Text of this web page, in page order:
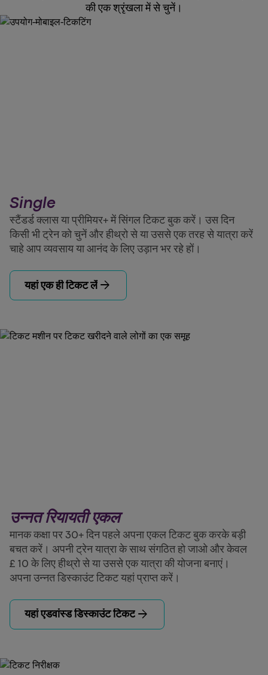
की एक श्रृंखला में से चुनें।
Single
स्टैंडर्ड क्लास या प्रीमियर+ में सिंगल टिकट बुक करें। उस दिन
किसी भी ट्रेन को चुनें और हीथ्रो से या उससे एक तरह से यात्रा करें
चाहे आप व्यवसाय या आनंद के लिए उड़ान भर रहे हों।
यहां एक ही टिकट लें arrow_forward
उन्नत रियायती एकल
मानक कक्षा पर 30+ दिन पहले अपना एकल टिकट बुक करके बड़ी
बचत करें। अपनी ट्रेन यात्रा के साथ संगठित हो जाओ और केवल
£ 10 के लिए हीथ्रो से या उससे एक यात्रा की योजना बनाएं।
अपना उन्नत डिस्काउंट टिकट यहां प्राप्त करें।
यहां एडवांस्ड डिस्काउंट टिकट arrow_forward